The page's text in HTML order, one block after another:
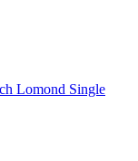
Lomond Single